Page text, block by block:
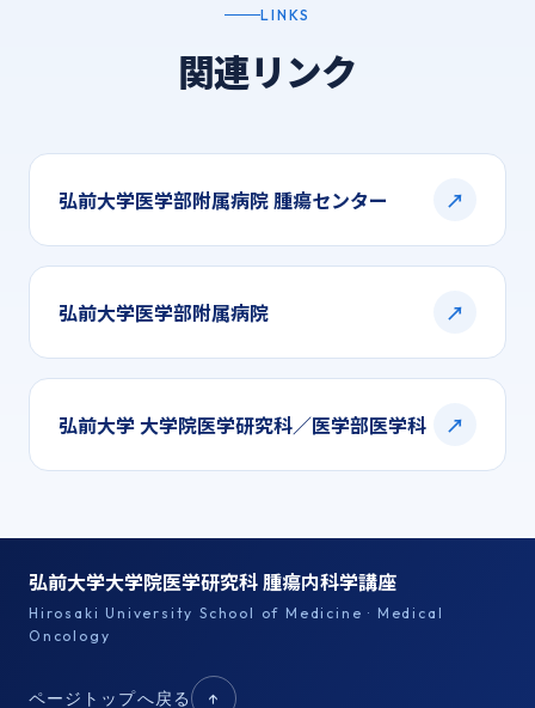
LINKS
関連リンク
弘前大学医学部附属病院 腫瘍センター ↗
弘前大学医学部附属病院 ↗
弘前大学 大学院医学研究科／医学部医学科 ↗
弘前大学大学院医学研究科 腫瘍内科学講座
Hirosaki University School of Medicine · Medical
Oncology
ページトップへ戻る ↑